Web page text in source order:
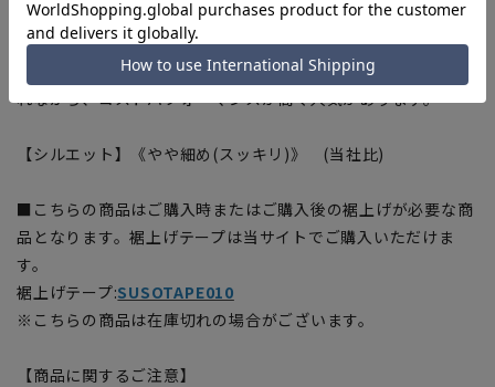
1952年に創業、イタリアのウール織物産地であるビエラ地方
にある、高級生地メーカーです。「マルラーネ」は「グアベ
ロ」のセカンドラインとして、トレンドのエッセンスを取り入
れながら、コストパフォーマンスが高く人気があります。
【シルエット】《やや細め(スッキリ)》 (当社比)
■こちらの商品はご購入時またはご購入後の裾上げが必要な商
品となります。裾上げテープは当サイトでご購入いただけま
す。
裾上げテープ:SUSOTAPE010
※こちらの商品は在庫切れの場合がございます。
【商品に関するご注意】